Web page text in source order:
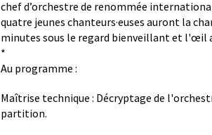
chef d’orchestre de renommée
quatre jeunes chanteurs·euses auront la
minutes sous le regard bienveillant et l'œil
*
Au programme :
Maîtrise technique : Décryptage de
partition.